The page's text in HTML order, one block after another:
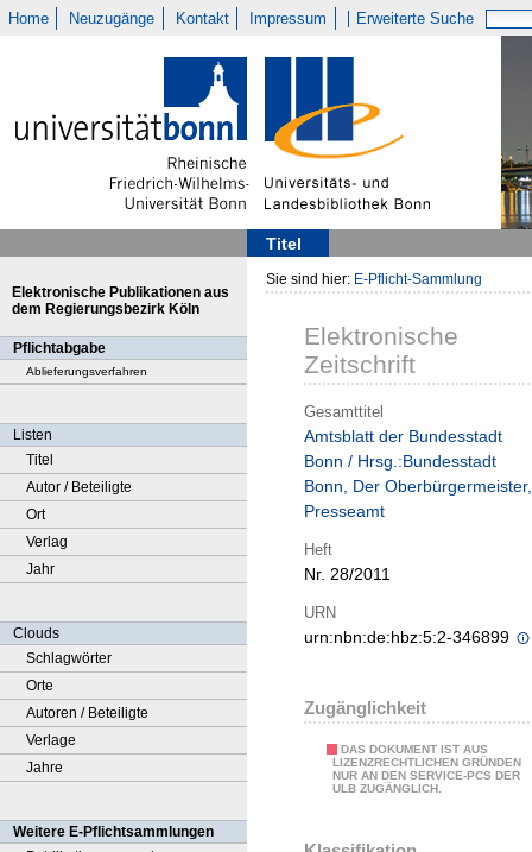
Home Neuzugänge Kontakt Impressum Erweiterte Suche
Titel
Elektronische Publikationen aus
dem Regierungsbezirk Köln
Pflichtabgabe
Ablieferungsverfahren
Listen
Titel
Autor / Beteiligte
Ort
Verlag
Jahr
Clouds
Schlagwörter
Orte
Autoren / Beteiligte
Verlage
Jahre
Weitere E-Pflichtsammlungen
Sie sind hier: E-Pflicht-Sammlung
Elektronische
Zeitschrift
Gesamttitel
Amtsblatt der Bundesstadt
Bonn / Hrsg.:Bundesstadt
Bonn, Der Oberbürgermeister,
Presseamt
Heft
Nr. 28/2011
URN
urn:nbn:de:hbz:5:2-346899
Zugänglichkeit
DAS DOKUMENT IST AUS
LIZENZRECHTLICHEN GRÜNDEN
NUR AN DEN SERVICE-PCS DER
ULB ZUGÄNGLICH.